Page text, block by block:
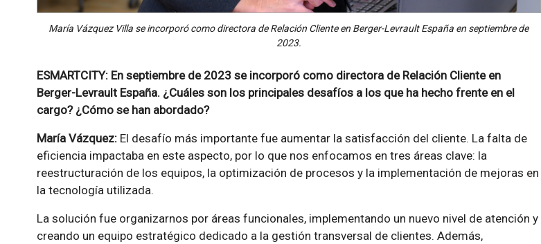
María Vázquez Villa se incorporó como directora de Relación Cliente en Berger-Levrault España en septiembre de
2023.
ESMARTCITY: En septiembre de 2023 se incorporó como directora de Relación Cliente en
Berger-Levrault España. ¿Cuáles son los principales desafíos a los que ha hecho frente en el
cargo? ¿Cómo se han abordado?
María Vázquez:El desafío más importante fue aumentar la satisfacción del cliente. La falta de
eficiencia impactaba en este aspecto, por lo que nos enfocamos en tres áreas clave: la
reestructuración de los equipos, la optimización de procesos y la implementación de mejoras en
la tecnología utilizada.
La solución fue organizarnos por áreas funcionales, implementando un nuevo nivel de atención y
creando un equipo estratégico dedicado a la gestión transversal de clientes. Además,